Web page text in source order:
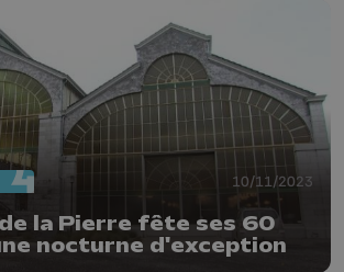
10/11/2023
la Pierre fête ses 60
nocturne d'exception